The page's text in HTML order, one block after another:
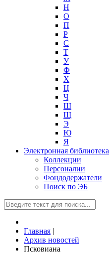
Н
О
П
Р
С
Т
У
Ф
Х
Ц
Ч
Ш
Щ
Э
Ю
Я
Электронная библиотека
Коллекции
Персоналии
Фондодержатели
Поиск по ЭБ
Главная |
Архив новостей |
Псковиана